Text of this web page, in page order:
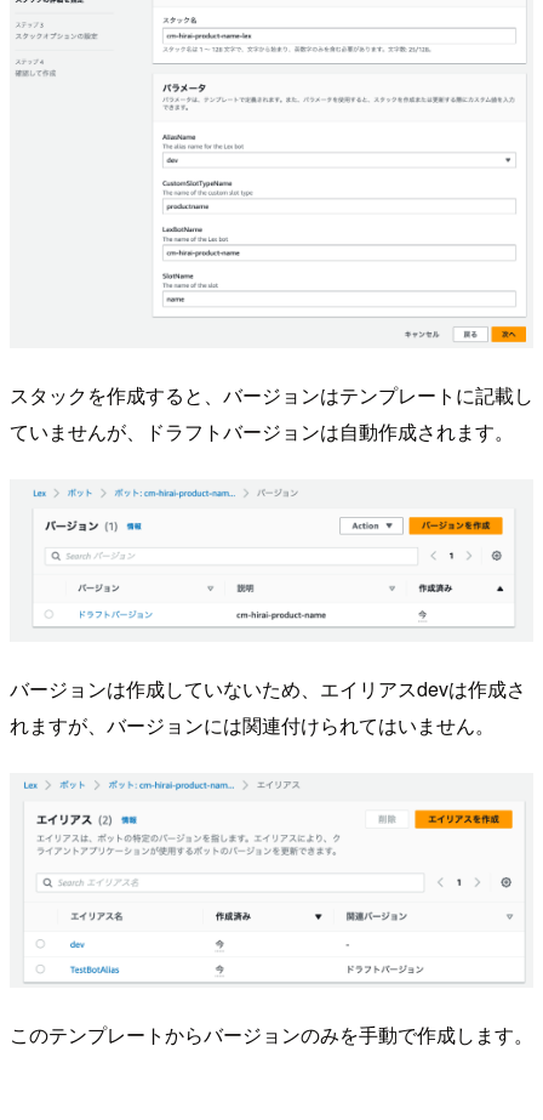
スタックを作成すると、バージョンはテンプレートに記載し
ていませんが、ドラフトバージョンは自動作成されます。
バージョンは作成していないため、エイリアスdevは作成さ
れますが、バージョンには関連付けられてはいません。
このテンプレートからバージョンのみを手動で作成します。